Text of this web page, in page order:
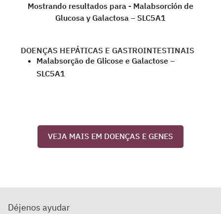
Mostrando resultados para - Malabsorción de
Glucosa y Galactosa – SLC5A1
DOENÇAS HEPÁTICAS E GASTROINTESTINAIS
Malabsorção de Glicose e Galactose –
SLC5A1
VEJA MAIS EM DOENÇAS E GENES
Déjenos ayudar